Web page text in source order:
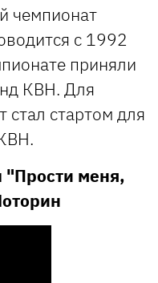
чемпионат
с 1992
приняли
КВН. Для
стал стартом для
меня,